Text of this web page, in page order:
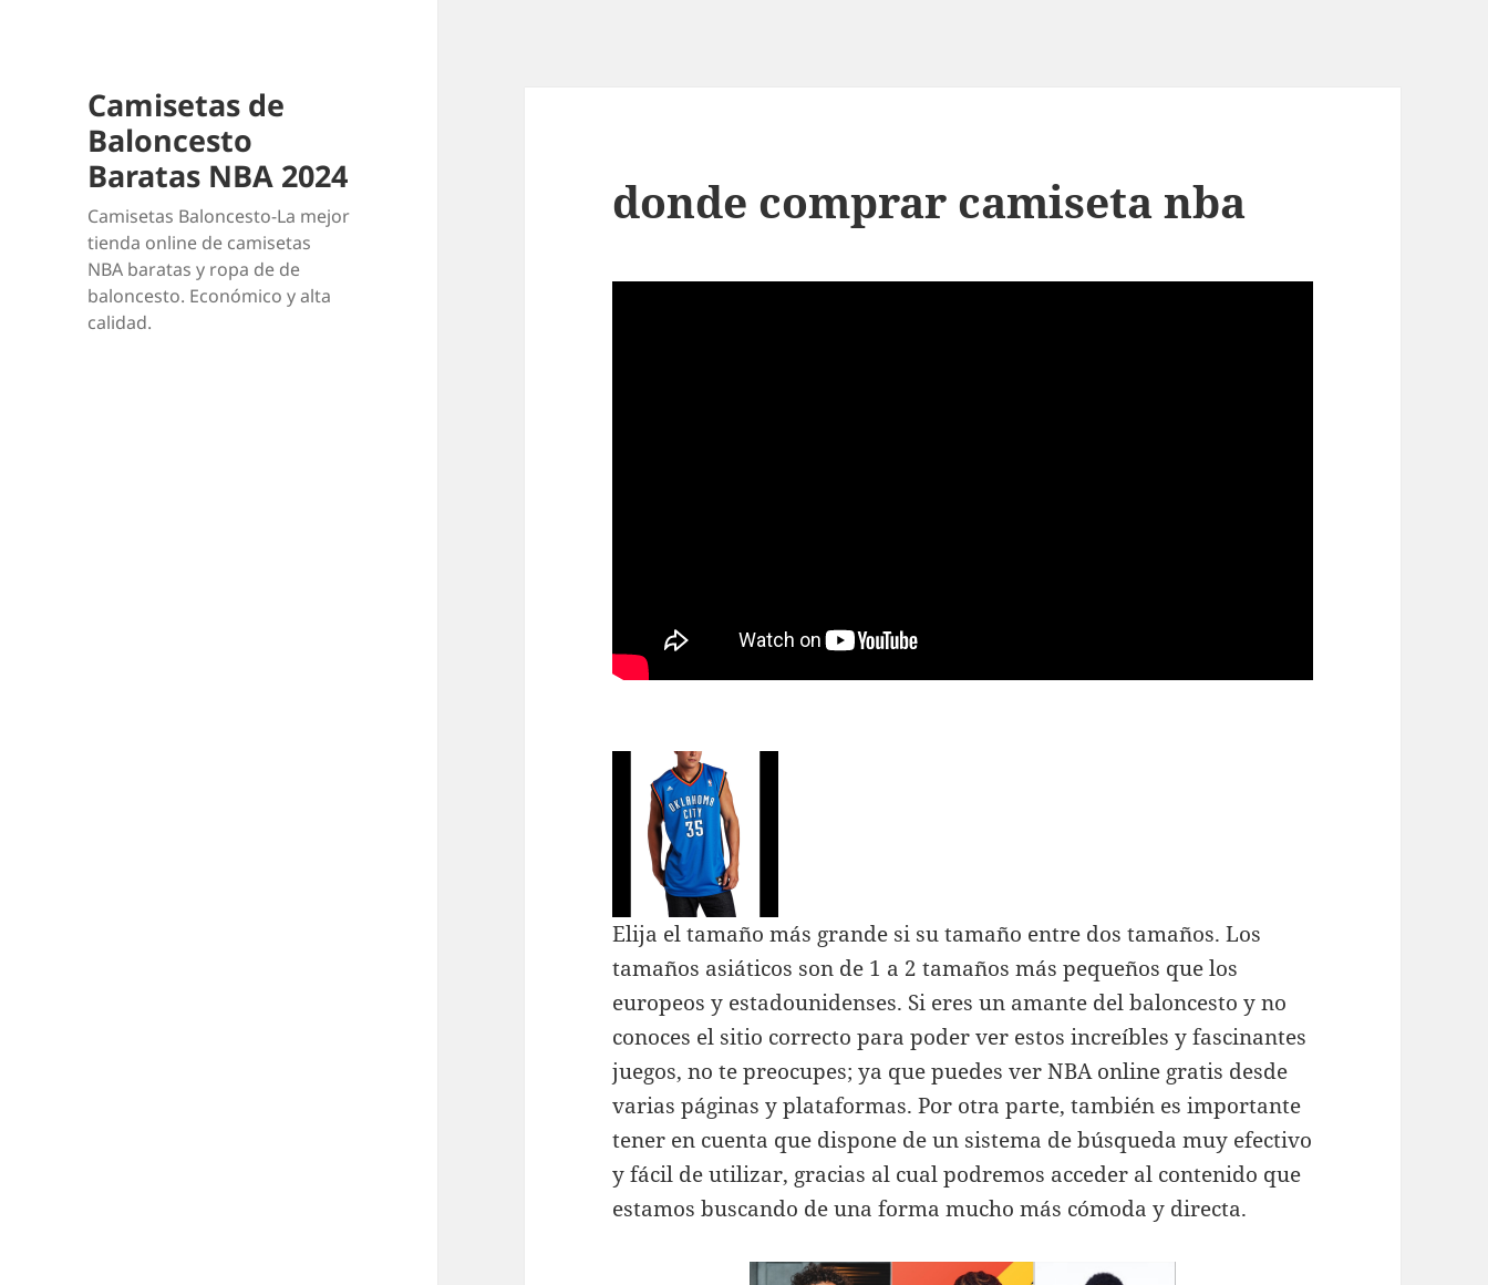
Camisetas de
Baloncesto
Baratas NBA 2024
Camisetas Baloncesto-La mejor
tienda online de camisetas
NBA baratas y ropa de de
baloncesto. Económico y alta
calidad.
donde comprar camiseta nba
Elija el tamaño más grande si su tamaño entre dos tamaños. Los
tamaños asiáticos son de 1 a 2 tamaños más pequeños que los
europeos y estadounidenses. Si eres un amante del baloncesto y no
conoces el sitio correcto para poder ver estos increíbles y fascinantes
juegos, no te preocupes; ya que puedes ver NBA online gratis desde
varias páginas y plataformas. Por otra parte, también es importante
tener en cuenta que dispone de un sistema de búsqueda muy efectivo
y fácil de utilizar, gracias al cual podremos acceder al contenido que
estamos buscando de una forma mucho más cómoda y directa.